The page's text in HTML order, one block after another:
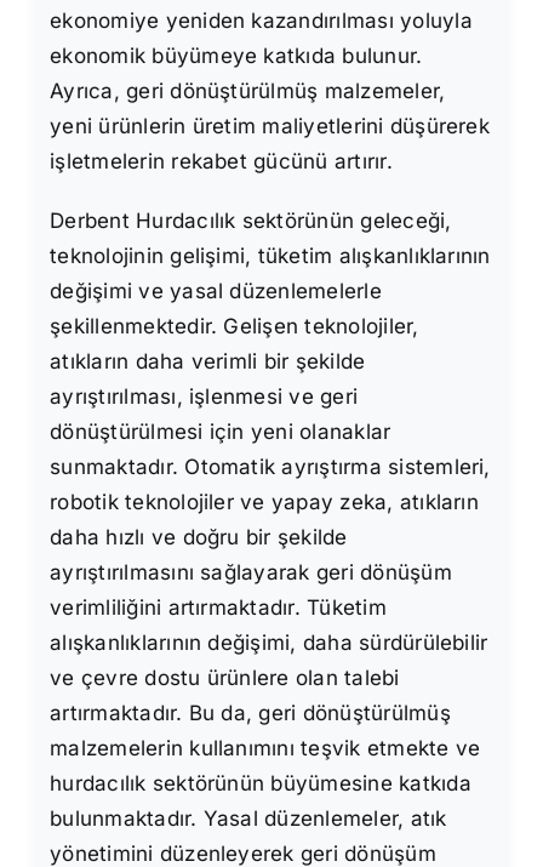
ekonomiye yeniden kazandırılması yoluyla
ekonomik büyümeye katkıda bulunur.
Ayrıca, geri dönüştürülmüş malzemeler,
yeni ürünlerin üretim maliyetlerini düşürerek
işletmelerin rekabet gücünü artırır.
Derbent Hurdacılık sektörünün geleceği,
teknolojinin gelişimi, tüketim alışkanlıklarının
değişimi ve yasal düzenlemelerle
şekillenmektedir. Gelişen teknolojiler,
atıkların daha verimli bir şekilde
ayrıştırılması, işlenmesi ve geri
dönüştürülmesi için yeni olanaklar
sunmaktadır. Otomatik ayrıştırma sistemleri,
robotik teknolojiler ve yapay zeka, atıkların
daha hızlı ve doğru bir şekilde
ayrıştırılmasını sağlayarak geri dönüşüm
verimliliğini artırmaktadır. Tüketim
alışkanlıklarının değişimi, daha sürdürülebilir
ve çevre dostu ürünlere olan talebi
artırmaktadır. Bu da, geri dönüştürülmüş
malzemelerin kullanımını teşvik etmekte ve
hurdacılık sektörünün büyümesine katkıda
bulunmaktadır. Yasal düzenlemeler, atık
yönetimini düzenleyerek geri dönüşüm